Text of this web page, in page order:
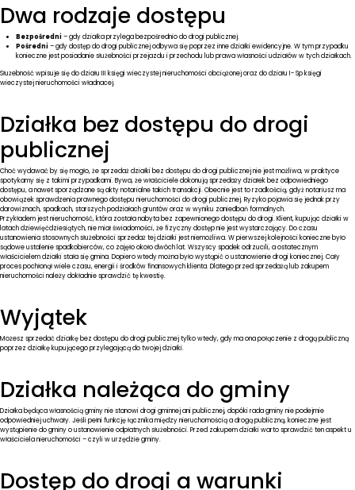
Dwa rodzaje dostępu
Bezpośredni– gdy działka przylega bezpośrednio do drogi publicznej.
Pośredni– gdy dostęp do drogi publicznej odbywa się poprzez inne działki ewidencyjne. W tym przypadku
konieczne jest posiadanie służebności przejazdu i przechodu lub prawa własności udziałów w tych działkach.
Służebność wpisuje się do działu III księgi wieczystej nieruchomości obciążonej oraz do działu I- Sp księgi
wieczystej nieruchomości władnacej.
Działka bez dostępu do drogi
publicznej
Choć wydawać by się mogło, że sprzedaż działki bez dostępu do drogi publicznej nie jest możliwa, w praktyce
spotykamy się z takimi przypadkami. Bywa, że właściciele dokonują sprzedaży działek bez odpowiedniego
dostępu, a nawet sporządzane są akty notarialne takich transakcji. Obecnie jest to rzadkością, gdyż notariusz ma
obowiązek sprawdzenia prawnego dostępu nieruchomości do drogi publicznej. Ryzyko pojawia się jednak przy
darowiznach, spadkach, starszych podziałach gruntów oraz w wyniku zaniedbań formalnych.
Przykładem jest nieruchomość, która została nabyta bez zapewnionego dostępu do drogi. Klient, kupując działki w
latach dziewięćdziesiątych, nie miał świadomości, że fizyczny dostęp nie jest wystarczający. Do czasu
ustanowienia stosownych służebności sprzedaż tej działki jest niemożliwa. W pierwszej kolejności konieczne było
sądowe ustalenie spadkobierców, co zajęło około dwóch lat. Wszyscy spadek odrzucili, a ostatecznym
właścicielem działki stała się gmina. Dopiero wtedy można było wystąpić o ustanowienie drogi koniecznej. Cały
proces pochłonął wiele czasu, energii i środków finansowych klienta. Dlatego przed sprzedażą lub zakupem
nieruchomości należy dokładnie sprawdzić tę kwestię.
Wyjątek
Możesz sprzedać działkę bez dostępu do drogi publicznej tylko wtedy, gdy ma ona połączenie z drogą publiczną
poprzez działkę kupującego przylegającą do twojej działki.
Działka należąca do gminy
Działka będąca własnością gminy nie stanowi drogi gminnej ani publicznej, dopóki rada gminy nie podejmie
odpowiedniej uchwały. Jeśli pełni funkcję łącznika między nieruchomością a drogą publiczną, konieczne jest
wystąpienie do gminy o ustanowienie odpłatnych służebności. Przed zakupem działki warto sprawdzić ten aspekt u
właściciela nieruchomości – czyli w urzędzie gminy.
Dostęp do drogi a warunki